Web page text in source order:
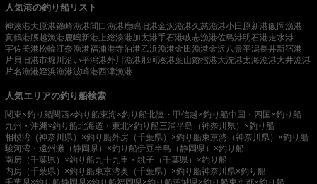
人気港の釣り船リスト
神湊港大原港鐘崎漁港 間口漁港鹿嶋旧港金沢漁港久慈漁港小田原新港飯岡漁港
真鶴港 腰越漁港鹿嶋新港 上総湊港加太港手石港岐志漁港佐島港明石港走水港
宇佐美港松輪江奈漁港福浦港寺泊港乙浜漁港金田漁港金沢八景平潟長井新宿港
片貝旧港市堀川沿い平潟港外川漁港那珂湊港葉山鐙摺港大洗港太海漁港大井漁港
片名漁港姪浜漁港波崎港西津漁港
人気エリアの釣り船検索
関東×釣り船関西×釣り船東海×釣り船北陸・甲信越×釣り船中国・四国×釣り船
九州・沖縄×釣り船北海道・東北×釣り船三浦半島（神奈川県）×釣り船
相模湾（神奈川県）×釣り船外房（千葉県）×釣り船東京湾（神奈川県）×釣り船
駿河湾・遠州灘（静岡県）×釣り船伊豆半島（静岡県）×釣り船
南房（千葉県）×釣り船九十九里・銚子（千葉県）×釣り船
内房（千葉県）×釣り船東京湾奥（千葉県）×釣り船神奈川県×釣り船